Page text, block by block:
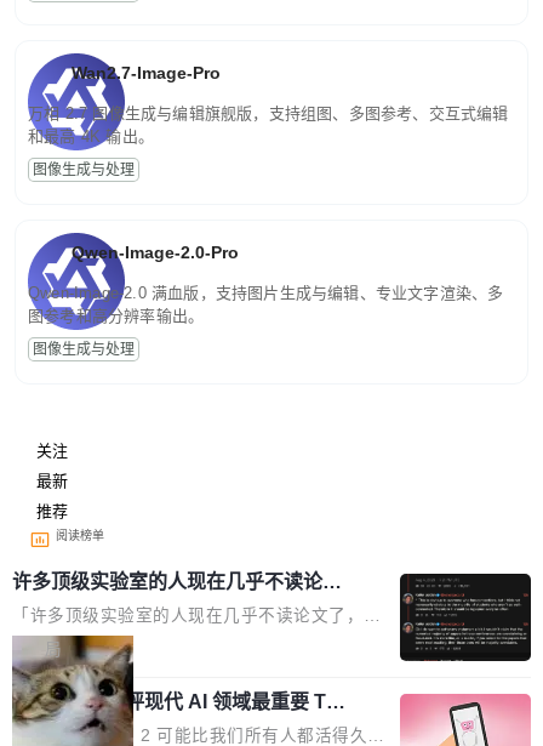
Wan2.7-Image-Pro
万相 2.7 图像生成与编辑旗舰版，支持组图、多图参考、交互式编辑
和最高 4K 输出。
图像生成与处理
Qwen-Image-2.0-Pro
Qwen-Image-2.0 满血版，支持图片生成与编辑、专业文字渲染、多
图参考和高分辨率输出。
图像生成与处理
关注
最新
推荐
阅读榜单
许多顶级实验室的人现在几乎不读论文
了
「许多顶级实验室的人现在几乎不读论文了，而
且他们认为 ICLR/ICML/NeurIPS 充斥着大量过
度宣传和欺诈。」 OpenAI 研究员 Keller Jorda
n 这条推文引发了广泛讨论。他不是在说风凉
话，他是说出了一个圈内人尽皆知但很少公开捅
局
xAI 前工程师评现代 AI 领域最重要 Top
3 开源项目
Flash Attention 2 可能比我们所有人都活得久。